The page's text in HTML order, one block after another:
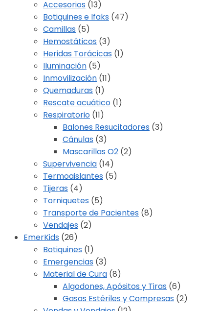
Accesorios (13)
Botiquines e Ifaks (47)
Camillas (5)
Hemostáticos (3)
Heridas Torácicas (1)
Iluminación (5)
Inmovilización (11)
Quemaduras (1)
Rescate acuático (1)
Respiratorio (11)
Balones Resucitadores (3)
Cánulas (3)
Mascarillas O2 (2)
Supervivencia (14)
Termoaislantes (5)
Tijeras (4)
Torniquetes (5)
Transporte de Pacientes (8)
Vendajes (2)
EmerKids (26)
Botiquines (1)
Emergencias (3)
Material de Cura (8)
Algodones, Apósitos y Tiras (6)
Gasas Estériles y Compresas (2)